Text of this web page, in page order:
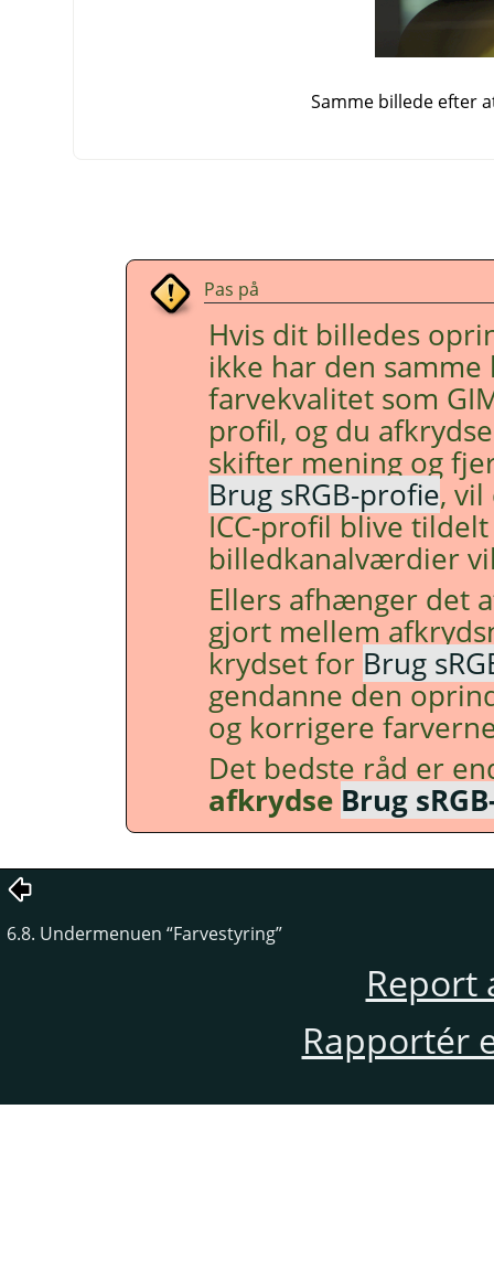
Samme billede efter
Pas på
Hvis dit billedes
ikke har den
farvekvalitet som
profil, og du
skifter mening og
Brug sRGB-profie,
ICC-profil blive
billedkanalværdier
Ellers afhænger det
gjort mellem
krydset for Brug
gendanne den
og korrigere
Det bedste råd er
afkrydse Brug
6.8. Undermenuen “Farvestyring”
Report
Rapportér